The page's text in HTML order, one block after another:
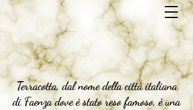
Terracotta, dal nome della città italiana
di Faenzadove è stato reso famoso, è una